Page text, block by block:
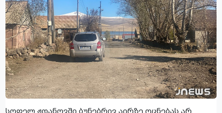
სოფელ ჟდანოვში ბუნებრივ აირზე ოცნებას არ